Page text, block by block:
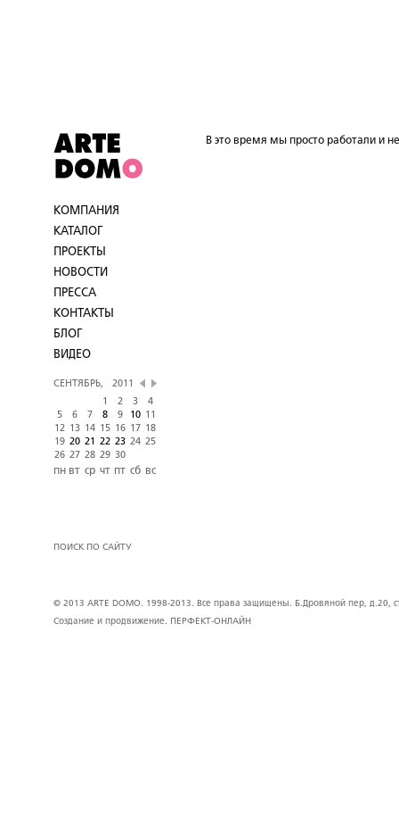
КОМПАНИЯ
КАТАЛОГ
ПРОЕКТЫ
НОВОСТИ
ПРЕССА
КОНТАКТЫ
БЛОГ
ВИДЕО
СЕНТЯБРЬ,
2011
1
2 3
4
5
6 7 8 9 10
11
12 13 14 15 16 17
18
19 20 21 22 23 24 25
26 27 28 29 30
пн вт ср чт пт сб вс
ПОИСК ПО САЙТУ
В это время мы просто работали и
© 2013 ARTE DOMO. 1998-2013. Все права защищены. Б.Дровяной пер, д.20,
Создание и продвижение.
ПЕРФЕКТ-ОНЛАЙН